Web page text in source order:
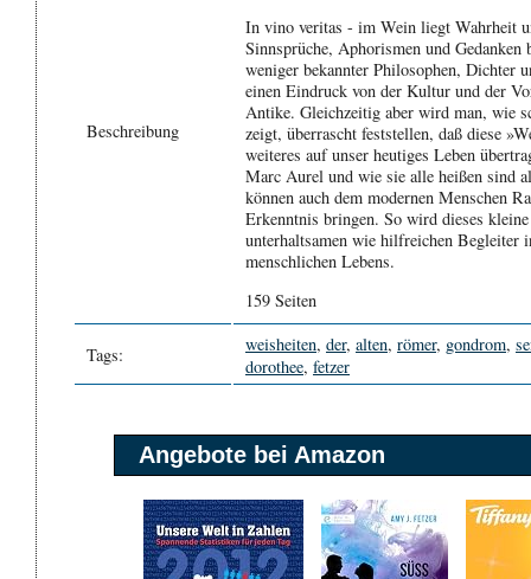
Beschreibung
In vino veritas - im Wein liegt Wahrheit
Sinnsprüche, Aphorismen und Gedanken
weniger bekannter Philosophen, Dichter
einen Eindruck von der Kultur und der
Antike. Gleichzeitig aber wird man, wie
zeigt, überrascht feststellen, daß diese
weiteres auf unser heutiges Leben
Marc Aurel und wie sie alle heißen sind
können auch dem modernen Menschen
Erkenntnis bringen. So wird dieses
unterhaltsamen wie hilfreichen Begleiter
menschlichen Lebens.
159 Seiten
Tags: weisheiten, der, alten, römer, gondrom,
dorothee, fetzer
Angebote bei Amazon